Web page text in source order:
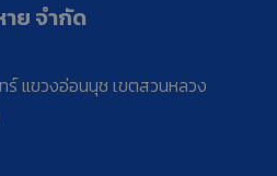
ย จำกัด
ร์ แขวงอ่อนนุช เขตสวนหลวง